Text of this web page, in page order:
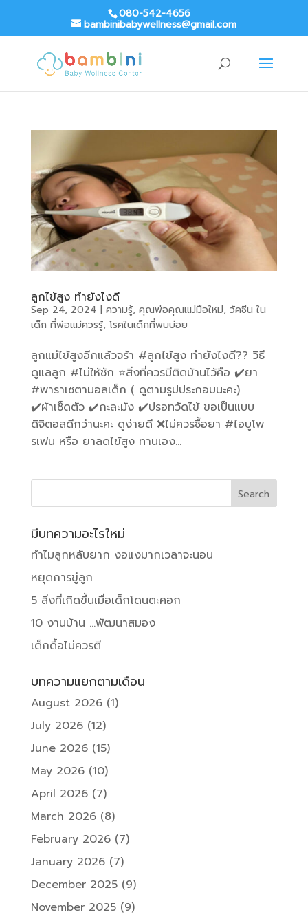
080-542-4656
bambinibabywellness@gmail.com
ลูกไข้สูง ทำยังไงดี
Sep 24, 2024 | ความรู้, คุณพ่อคุณแม่มือใหม่, วัคซีน ใน
เด็ก ที่พ่อแม่ควรรู้, โรคในเด็กที่พบบ่อย
ลูกแม่ไข้สูงอีกแล้วจร้า #ลูกไข้สูง ทำยังไงดี?? วิธี
ดูแลลูก #ไม่ให้ชัก ⭐️สิ่งที่ควรมีติดบ้านไว้คือ ✔️ยา
#พาราเซตามอลเด็ก ( ดูตามรูปประกอบนะคะ)
✔️ผ้าเช็ดตัว ✔️กะละมัง ✔️ปรอทวัดไข้ ขอเป็นแบบ
ดิจิตอลดีกว่านะคะ ดูง่ายดี ❌ไม่ควรซื้อยา #ไอบูโพ
รเฟน หรือ ยาลดไข้สูง ทานเอง...
มีบทความอะไรใหม่
ทำไมลูกหลับยาก งอแงมากเวลาจะนอน
หยุดการขู่ลูก
5 สิ่งที่เกิดขึ้นเมื่อเด็กโดนตะคอก
10 งานบ้าน …พัฒนาสมอง
เด็กดื้อไม่ควรตี
บทความแยกตามเดือน
August 2026(1)
July 2026(12)
June 2026(15)
May 2026(10)
April 2026(7)
March 2026(8)
February 2026(7)
January 2026(7)
December 2025(9)
November 2025(9)